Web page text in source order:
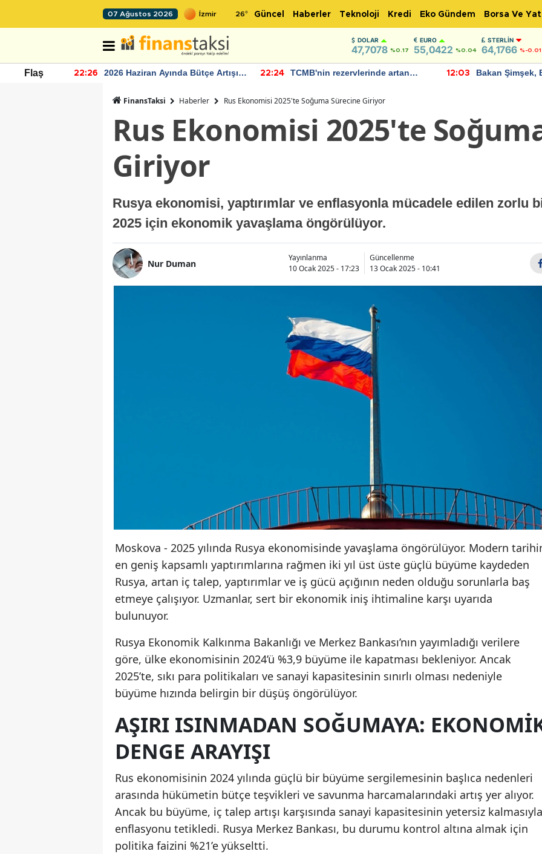
07 Ağustos 2026 26° Güncel Haberler Teknoloji Kredi Eko Gündem Borsa Ve
DOLAR
47,7078 %0.17
EURO
55,0422 %0.04
STERLIN
64,1766 %-0.01
Flaş 22:26
2026 Haziran Ayında Bütçe Artışı
22:24
TCMB'nin rezervlerinde artan
12:03
Bakan Şimşek,
FinansTaksi Haberler Rus Ekonomisi 2025'te Soğuma Sürecine Giriyor
Rus Ekonomisi 2025'te
Giriyor
Rusya ekonomisi, yaptırımlar ve enflasyonla mücadele edilen zorlu
2025 için ekonomik yavaşlama öngörülüyor.
Nur Duman
Yayınlanma
10 Ocak 2025 - 17:23
Güncellenme
13 Ocak 2025 - 10:41
Moskova - 2025 yılında Rusya ekonomisinde yavaşlama öngörülüyor. Modern
en geniş kapsamlı yaptırımlarına rağmen iki yıl üst üste güçlü büyüme kaydeden
Rusya, artan iç talep, yaptırımlar ve iş gücü açığının neden olduğu sorunlarla baş
etmeye çalışıyor. Uzmanlar, sert bir ekonomik iniş ihtimaline karşı uyarıda
bulunuyor.
Rusya Ekonomik Kalkınma Bakanlığı ve Merkez Bankası’nın yayımladığı verilere
göre, ülke ekonomisinin 2024’ü %3,9 büyüme ile kapatması bekleniyor. Ancak
2025’te, sıkı para politikaları ve sanayi kapasitesinin sınırlı olması nedeniyle
büyüme hızında belirgin bir düşüş öngörülüyor.
AŞIRI ISINMADAN SOĞUMAYA:
DENGE ARAYIŞI
Rus ekonomisinin 2024 yılında güçlü bir büyüme sergilemesinin başlıca nedenleri
arasında hükümetin bütçe teşvikleri ve savunma harcamalarındaki artış yer alıyor.
Ancak bu büyüme, iç talep artışı karşısında sanayi kapasitesinin yetersiz kalmasıyla
enflasyonu tetikledi. Rusya Merkez Bankası, bu durumu kontrol altına almak için
politika faizini %21’e yükseltti.